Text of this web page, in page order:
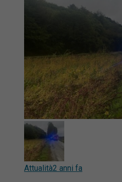
Attualità2 anni fa